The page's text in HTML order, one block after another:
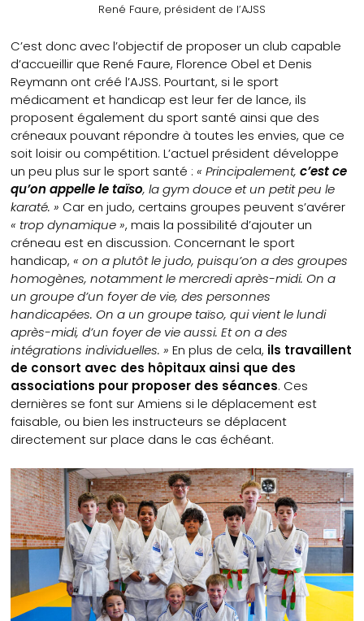
René Faure, président de l’AJSS
C’est donc avec l’objectif de proposer un club capable
d’accueillir que René Faure, Florence Obel et Denis
Reymann ont créé l’AJSS. Pourtant, si le sport
médicament et handicap est leur fer de lance, ils
proposent également du sport santé ainsi que des
créneaux pouvant répondre à toutes les envies, que ce
soit loisir ou compétition. L’actuel président développe
un peu plus sur le sport santé :« Principalement,c’est ce
qu’on appelle le taïso, la gym douce et un petit peu le
karaté. » Car en judo, certains groupes peuvent s’avérer
« trop dynamique », mais la possibilité d’ajouter un
créneau est en discussion. Concernant le sport
handicap,« on a plutôt le judo, puisqu’on a des groupes
homogènes, notamment le mercredi après-midi. On a
un groupe d’un foyer de vie, des personnes
handicapées. On a un groupe taïso, qui vient le lundi
après-midi, d’un foyer de vie aussi. Et on a des
intégrations individuelles. » En plus de cela, ils travaillent
de consort avec des hôpitaux ainsi que des
associations pour proposer des séances. Ces
dernières se font sur Amiens si le déplacement est
faisable, ou bien les instructeurs se déplacent
directement sur place dans le cas échéant.